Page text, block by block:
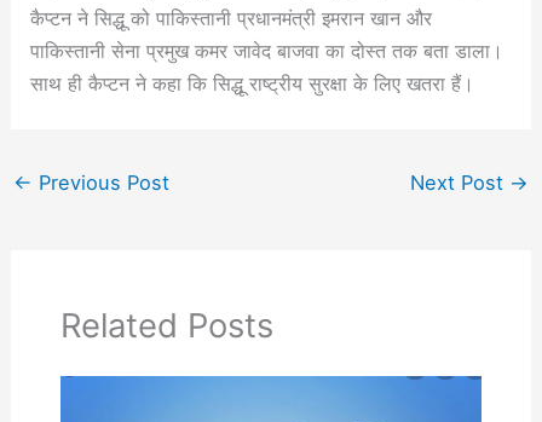
कैप्टन ने सिद्धू को पाकिस्तानी प्रधानमंत्री इमरान खान और
पाकिस्तानी सेना प्रमुख कमर जावेद बाजवा का दोस्त तक बता डाला।
साथ ही कैप्टन ने कहा कि सिद्धू राष्ट्रीय सुरक्षा के लिए खतरा हैं।
← Previous Post Next Post →
Related Posts